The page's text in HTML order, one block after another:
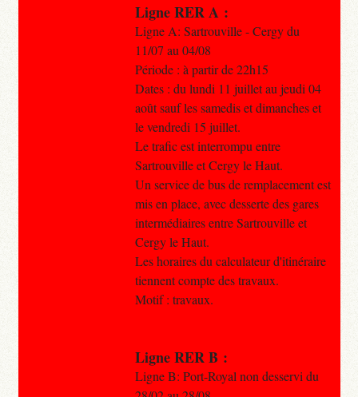
Ligne RER A :
Ligne A: Sartrouville - Cergy du
11/07 au 04/08
Période : à partir de 22h15
Dates : du lundi 11 juillet au jeudi 04
août sauf les samedis et dimanches et
le vendredi 15 juillet.
Le trafic est interrompu entre
Sartrouville et Cergy le Haut.
Un service de bus de remplacement est
mis en place, avec desserte des gares
intermédiaires entre Sartrouville et
Cergy le Haut.
Les horaires du calculateur d'itinéraire
tiennent compte des travaux.
Motif : travaux.
Ligne RER B :
Ligne B: Port-Royal non desservi du